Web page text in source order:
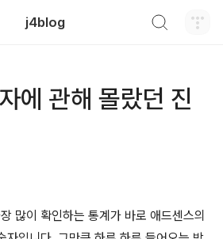
j4blog
에 관해 몰랐던 진
많이 확인하는 통계가 바로 애드센스의